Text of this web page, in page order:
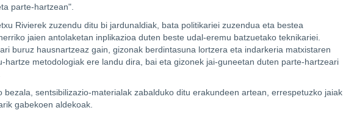
parte-hartzean".
Rivierek zuzendu ditu bi jardunaldiak, bata politikariei zuzendua eta bestea
jaien antolaketan inplikazioa duten beste udal-eremu batzuetako teknikariei.
buruz hausnartzeaz gain, gizonak berdintasuna lortzera eta indarkeria matxistaren
hartze metodologiak ere landu dira, bai eta gizonek jai-guneetan duten parte-hartzeari
bezala, sentsibilizazio-materialak zabalduko ditu erakundeen artean, errespetuzko jaiak
gabekoen aldekoak.